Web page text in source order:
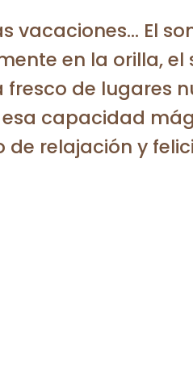
vacaciones… El
en la orilla,
fresco de lugares
capacidad
de relajación y